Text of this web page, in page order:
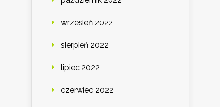
wrzesień 2022
sierpień 2022
lipiec 2022
czerwiec 2022